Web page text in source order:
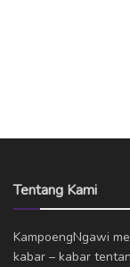
Tentang Kami
KampoengNgawi
kabar – kabar